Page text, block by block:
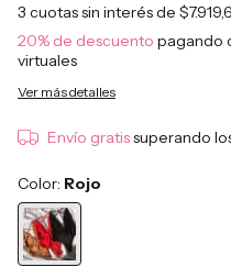
3 cuotas sin interés de
20% de descuento pagando
virtuales
Ver más detalles
Envío gratissuperando
Color: Rojo